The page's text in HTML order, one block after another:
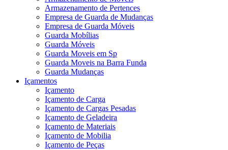
Armazenamento de Pertences
Empresa de Guarda de Mudanças
Empresa de Guarda Móveis
Guarda Mobílias
Guarda Móveis
Guarda Moveis em Sp
Guarda Moveis na Barra Funda
Guarda Mudanças
Içamentos
Içamento
Içamento de Carga
Içamento de Cargas Pesadas
Içamento de Geladeira
Içamento de Materiais
Içamento de Mobilia
Içamento de Peças